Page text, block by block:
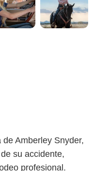
Amberley Snyder,
su accidente,
profesional.